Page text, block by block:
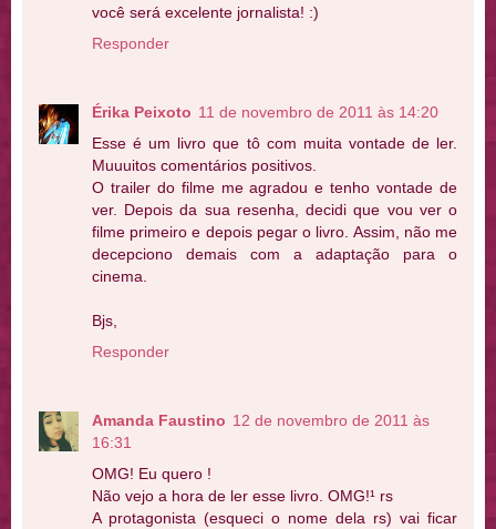
você será excelente jornalista! :)
Responder
Érika Peixoto 11 de novembro de 2011 às 14:20
Esse é um livro que tô com muita vontade de ler.
Muuuitos comentários positivos.
O trailer do filme me agradou e tenho vontade de
ver. Depois da sua resenha, decidi que vou ver o
filme primeiro e depois pegar o livro. Assim, não me
decepciono demais com a adaptação para o
cinema.
Bjs,
Responder
Amanda Faustino 12 de novembro de 2011 às
16:31
OMG! Eu quero !
Não vejo a hora de ler esse livro. OMG!¹ rs
A protagonista (esqueci o nome dela rs) vai ficar